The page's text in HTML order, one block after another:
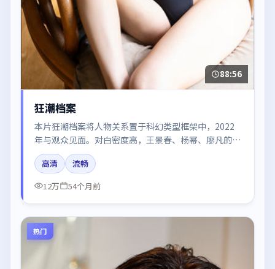
88:56
狂潮档案
本片狂潮档案将人物关系置于科幻类型框架中，2022
年与观众见面。对白密度高，王景春、杨幂、廖凡的台
词节奏值得关注；整体气质偏韩国都市与冷色调摄影。
高清
流畅
12万
54个月前
热门